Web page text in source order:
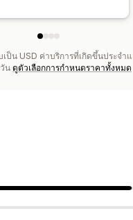
เป็น USD ค่าบริการที่เกิดขึ้นประจำ
น ดูตัวเลือกการกำหนดราคาทั้งหมด